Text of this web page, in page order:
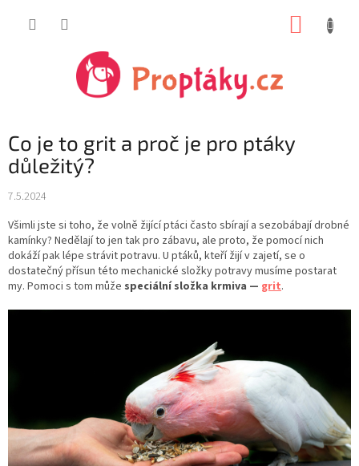
Co je to grit a proč je pro ptáky
důležitý?
7.5.2024
Všimli jste si toho, že volně žijící ptáci často sbírají a sezobábají drobné
kamínky? Nedělají to jen tak pro zábavu, ale proto, že pomocí nich
dokáží pak lépe strávit potravu. U ptáků, kteří žijí v zajetí, se o
dostatečný přísun této mechanické složky potravy musíme postarat
my. Pomoci s tom může speciální složka krmiva — grit.